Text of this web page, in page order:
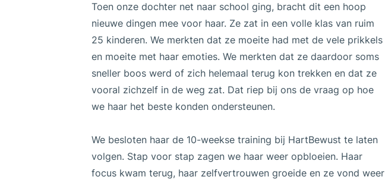
Toen onze dochter net naar school ging, bracht dit een hoop
nieuwe dingen mee voor haar. Ze zat in een volle klas van ruim
25 kinderen. We merkten dat ze moeite had met de vele prikkels
en moeite met haar emoties. We merkten dat ze daardoor soms
sneller boos werd of zich helemaal terug kon trekken en dat ze
vooral zichzelf in de weg zat. Dat riep bij ons de vraag op hoe
we haar het beste konden ondersteunen.
We besloten haar de 10-weekse training bij HartBewust te laten
volgen. Stap voor stap zagen we haar weer opbloeien. Haar
focus kwam terug, haar zelfvertrouwen groeide en ze vond weer